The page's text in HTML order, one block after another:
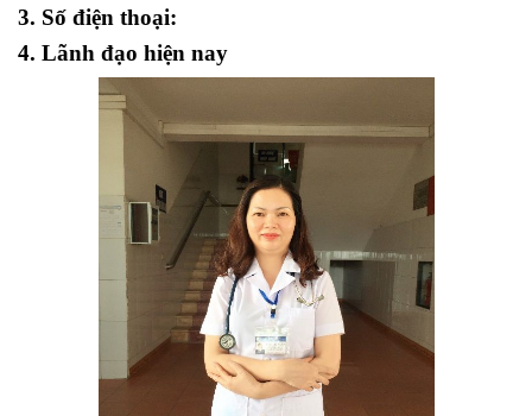
3. Số điện thoại:
4. Lãnh đạo hiện nay